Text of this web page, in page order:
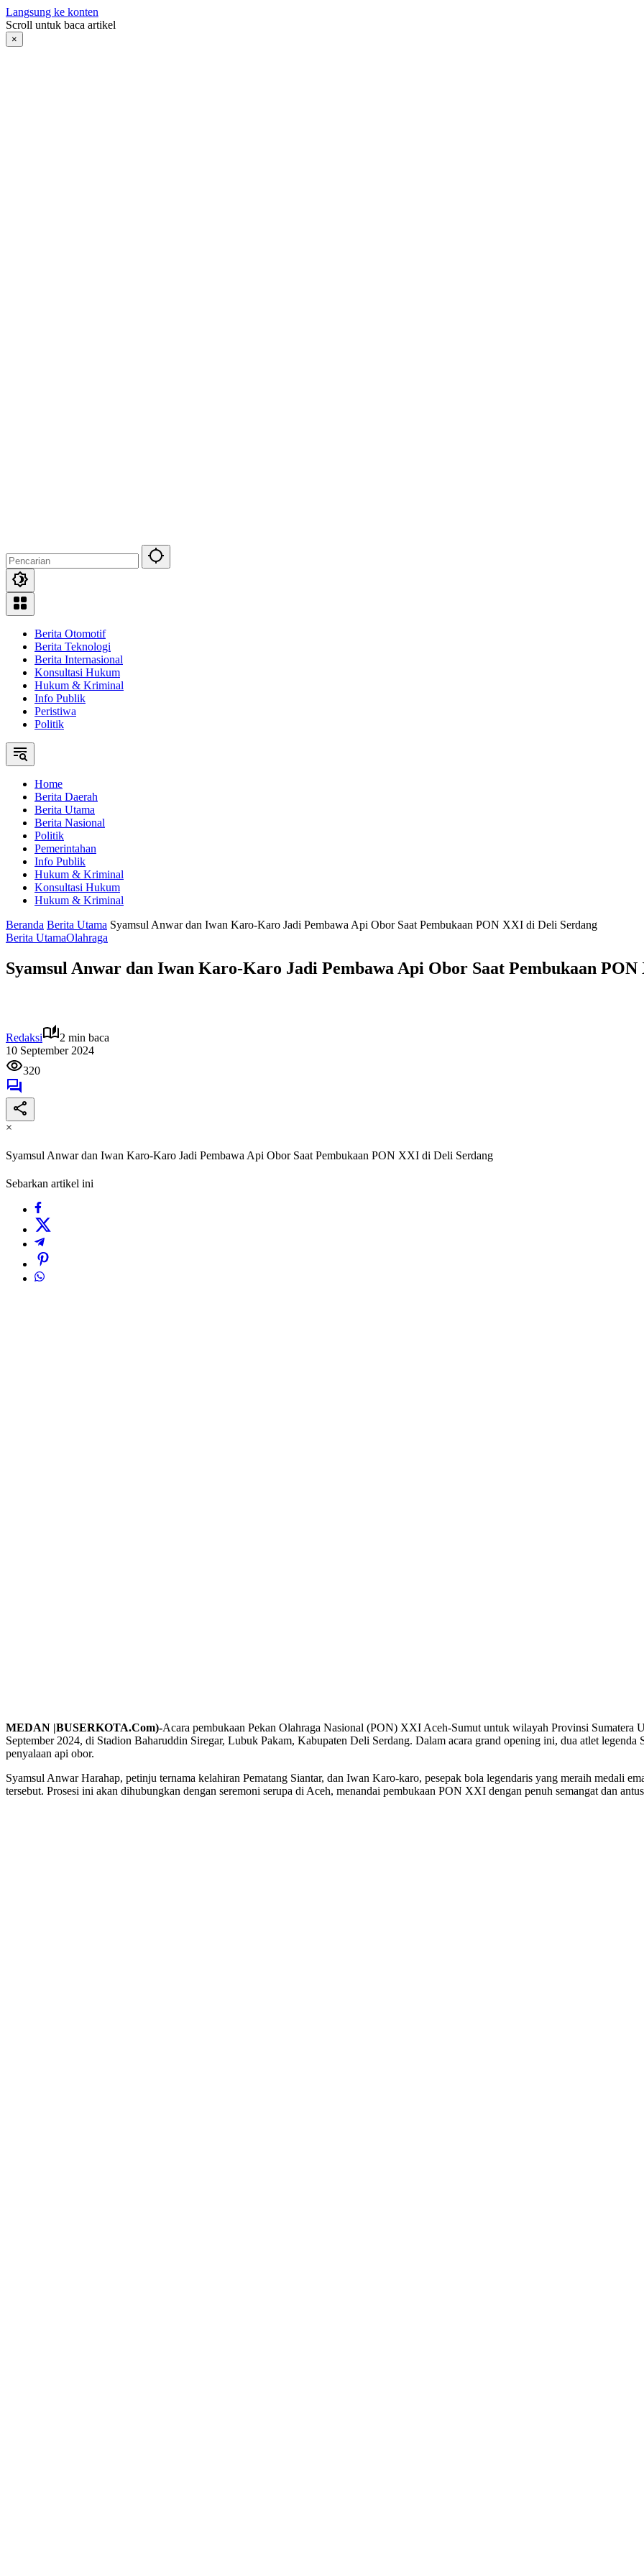
Langsung ke konten
Scroll untuk baca artikel
×
Berita Otomotif
Berita Teknologi
Berita Internasional
Konsultasi Hukum
Hukum & Kriminal
Info Publik
Peristiwa
Politik
Home
Berita Daerah
Berita Utama
Berita Nasional
Politik
Pemerintahan
Info Publik
Hukum & Kriminal
Konsultasi Hukum
Hukum & Kriminal
Beranda Berita Utama Syamsul Anwar dan Iwan Karo-Karo Jadi Pembawa Api Obor Saat Pembukaan PON XXI di Deli Serdang
Berita UtamaOlahraga
Syamsul Anwar dan Iwan Karo-Karo Jadi Pembawa Api Obor Saat Pembukaan
Redaksi
2 min baca
10 September 2024
320
×
Syamsul Anwar dan Iwan Karo-Karo Jadi Pembawa Api Obor Saat Pembukaan PON XXI di Deli Serdang
Sebarkan artikel ini
MEDAN |BUSERKOTA.Com)-Acara pembukaan Pekan Olahraga Nasional (PON) XXI Aceh-Sumut untuk wilayah Provinsi Sumatera
September 2024, di Stadion Baharuddin Siregar, Lubuk Pakam, Kabupaten Deli Serdang. Dalam acara grand opening ini, dua atlet
penyalaan api obor.
Syamsul Anwar Harahap, petinju ternama kelahiran Pematang Siantar, dan Iwan Karo-karo, pesepak bola legendaris yang meraih medali
tersebut. Prosesi ini akan dihubungkan dengan seremoni serupa di Aceh, menandai pembukaan PON XXI dengan penuh semangat dan